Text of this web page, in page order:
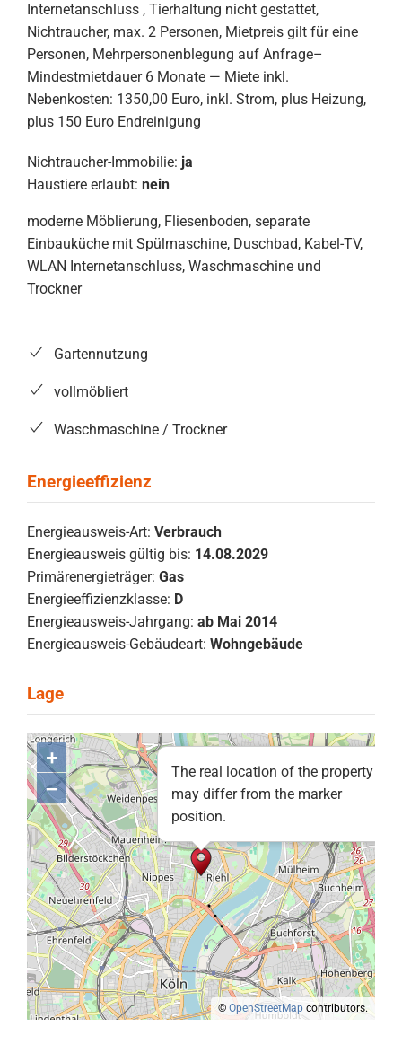
Internetanschluss , Tierhaltung nicht gestattet,
Nichtraucher, max. 2 Personen, Mietpreis gilt für eine
Personen, Mehrpersonenblegung auf Anfrage–
Mindestmietdauer 6 Monate — Miete inkl.
Nebenkosten: 1350,00 Euro, inkl. Strom, plus Heizung,
plus 150 Euro Endreinigung
Nichtraucher-Immobilie: ja
Haustiere erlaubt: nein
moderne Möblierung, Fliesenboden, separate
Einbauküche mit Spülmaschine, Duschbad, Kabel-TV,
WLAN Internetanschluss, Waschmaschine und
Trockner
Gartennutzung
vollmöbliert
Waschmaschine / Trockner
Energieausweis-Art: Verbrauch
Energieausweis gültig bis: 14.08.2029
Primärenergieträger: Gas
Energieeffizienzklasse: D
Energieausweis-Jahrgang: ab Mai 2014
Energieausweis-Gebäudeart: Wohngebäude
The real location of the property
may differ from the marker
position.
+
–
© OpenStreetMap contributors.